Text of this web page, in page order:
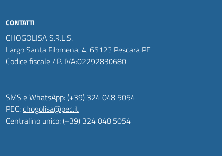
CONTATTI
CHOGOLISA S.R.L.S.
Largo Santa Filomena, 4, 65123 Pescara PE
Codice fiscale / P. IVA:02292830680
SMS e WhatsApp: (+39) 324 048 5054
PEC:chogolisa@pec.it
Centralino unico: (+39) 324 048 5054